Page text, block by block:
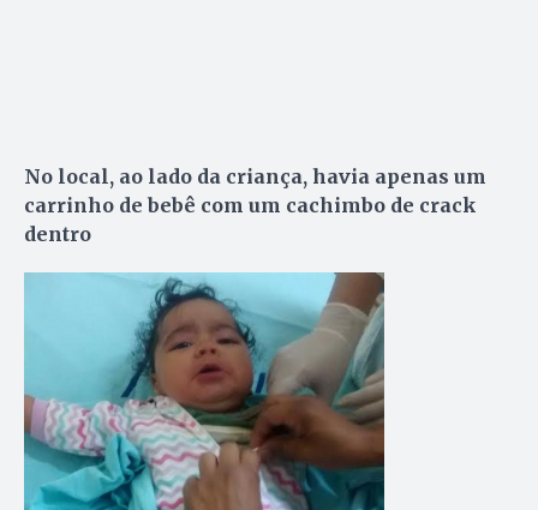
No local, ao lado da criança, havia apenas um
carrinho de bebê com um cachimbo de crack
dentro